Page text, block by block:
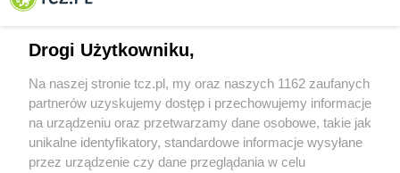
Drogi Użytkowniku,
Na naszej stronie tcz.pl, my oraz naszych 1162 zaufanych
partnerów uzyskujemy dostęp i przechowujemy informacje
na urządzeniu oraz przetwarzamy dane osobowe, takie jak
unikalne identyfikatory, standardowe informacje wysyłane
przez urządzenie czy dane przeglądania w celu